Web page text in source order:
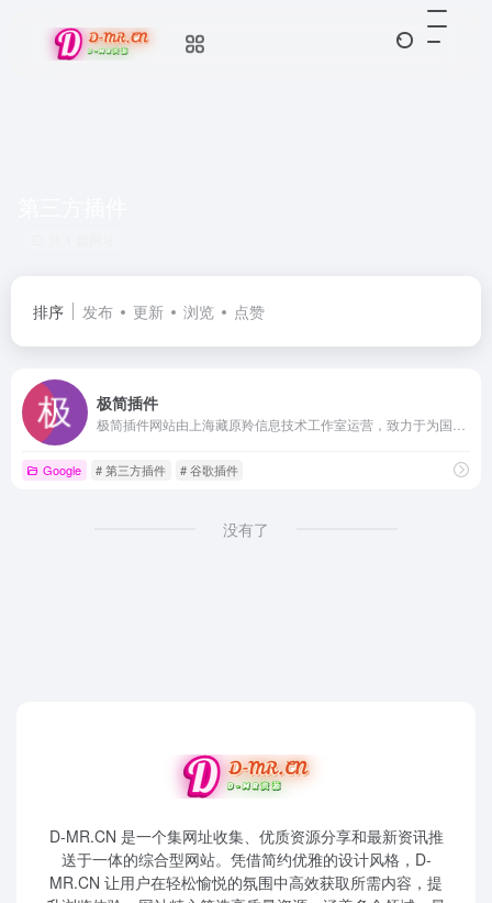
排序 发布 更新 浏览 点赞
极简插件
Google # 第三方插件 # 谷歌插件
没有了
D-MR.CN 是一个集网址收集、优质资源分享和最新资讯推
送于一体的综合型网站。凭借简约优雅的设计风格，D-
MR.CN 让用户在轻松愉悦的氛围中高效获取所需内容，提